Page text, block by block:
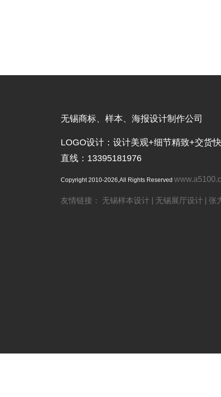
无锡商标、样本、海报设计制作公司
LOGO设计：设计美观+细节精致+交货
直线：13395181976
Copyright 2010-2026,All Rights Reserved
友情链接： 无锡样本设计| 无锡展厅设计| 张